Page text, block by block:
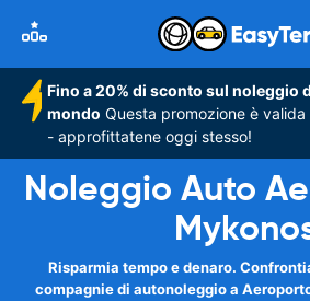
Fino a 20% di sconto sul noleggio
mondo Questa promozione è
- approfittatene oggi stesso!
Noleggio Auto
Risparmia tempo e denaro.
compagnie di autonoleggio a